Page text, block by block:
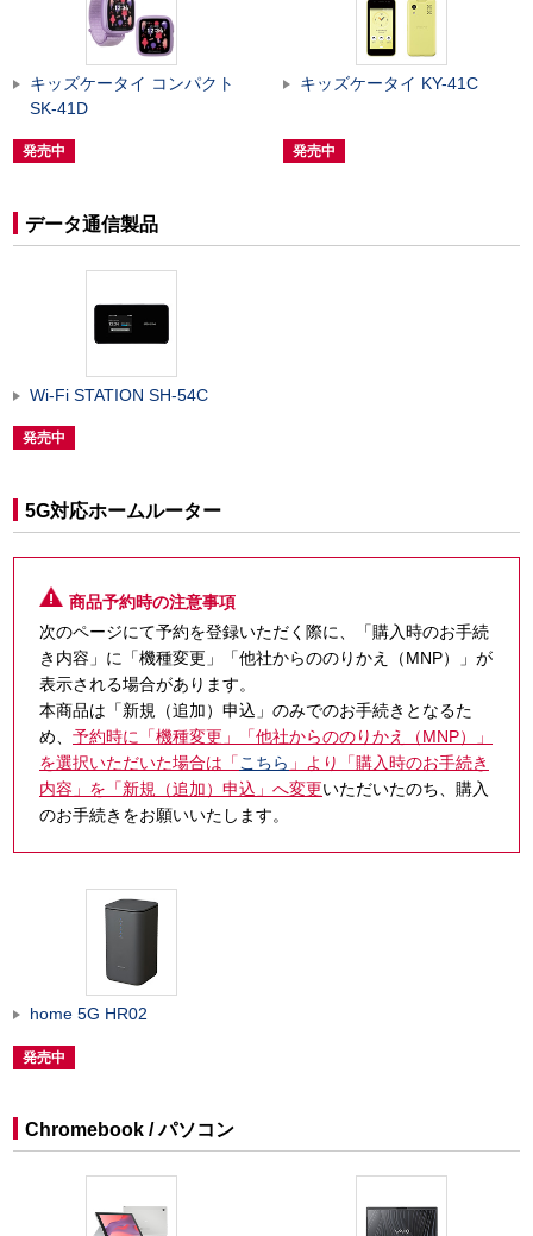
キッズケータイ コンパクト
SK-41D
発売中
キッズケータイ KY-41C
発売中
データ通信製品
Wi-Fi STATION SH-54C
発売中
5G対応ホームルーター
商品予約時の注意事項
次のページにて予約を登録いただく際に、「購入時のお手続
き内容」に「機種変更」「他社からののりかえ（MNP）」が
表示される場合があります。
本商品は「新規（追加）申込」のみでのお手続きとなるた
め、 予約時に「機種変更」「他社からののりかえ（MNP）」
を選択いただいた場合は「 こちら 」より「購入時のお手続き
内容」を「新規（追加）申込」へ変更いただいたのち、購入
のお手続きをお願いいたします。
home 5G HR02
発売中
Chromebook / パソコン